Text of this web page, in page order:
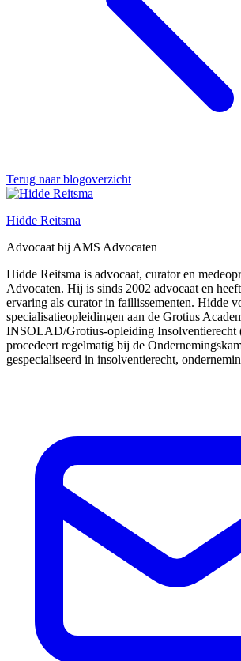
Terug naar blogoverzicht
Hidde Reitsma
Advocaat bij AMS Advocaten
Hidde Reitsma is advocaat, curator en
Advocaten. Hij is sinds 2002 advocaat en
ervaring als curator in faillissementen. Hidde
specialisatieopleidingen aan de Grotius
INSOLAD/Grotius-opleiding Insolventierecht
procedeert regelmatig bij de
gespecialiseerd in insolventierecht,